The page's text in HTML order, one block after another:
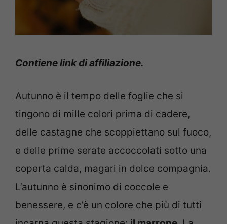
Contiene link di affiliazione.
Autunno è il tempo delle foglie che si
tingono di mille colori prima di cadere,
delle castagne che scoppiettano sul fuoco,
e delle prime serate accoccolati sotto una
coperta calda, magari in dolce compagnia.
L’autunno è sinonimo di coccole e
benessere, e c’è un colore che più di tutti